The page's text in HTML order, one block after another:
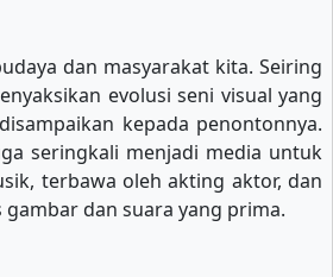
dan masyarakat kita. Seiring
evolusi seni visual yang
kepada penontonnya.
seringkali menjadi media untuk
terbawa oleh akting aktor, dan
dan suara yang prima.